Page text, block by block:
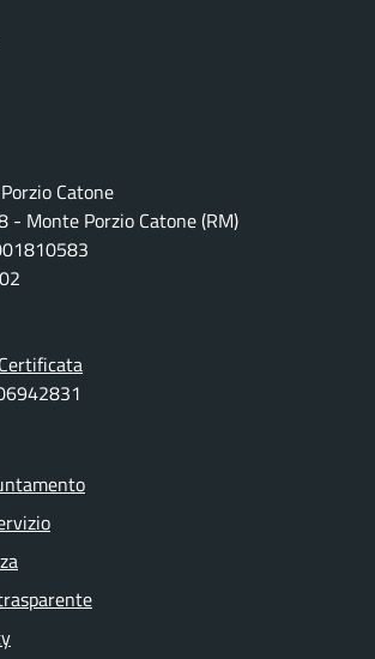
Catone
- Monte Porzio Catone (RM)